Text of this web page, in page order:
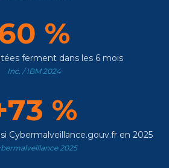
%
ferment dans les 6 mois
Inc. / IBM 2024
%
Cybermalveillance.gouv.fr en 2025
2025